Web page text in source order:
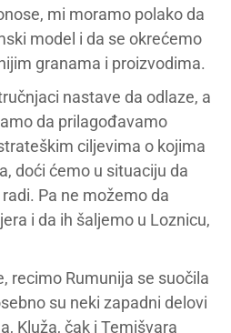
mi moramo polako da
model i da se okrećemo
granama i proizvodima.
nastave da odlaze, a
da prilagođavamo
ciljevima o kojima
doći ćemo u situaciju da
Pa ne možemo da
i da ih šaljemo u Loznicu,
recimo Rumunija se suočila
su neki zapadni delovi
Kluža, čak i Temišvara